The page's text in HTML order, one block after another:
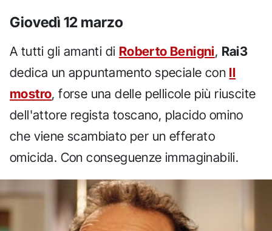
Giovedì 12 marzo
A tutti gli amanti di Roberto Benigni, Rai3
dedica un appuntamento speciale con Il
mostro, forse una delle pellicole più riuscite
dell'attore regista toscano, placido omino
che viene scambiato per un efferato
omicida. Con conseguenze immaginabili.